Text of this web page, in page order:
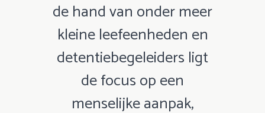
de hand van onder meer
kleine leefeenheden en
detentiebegeleiders ligt
de focus op een
menselijke aanpak,